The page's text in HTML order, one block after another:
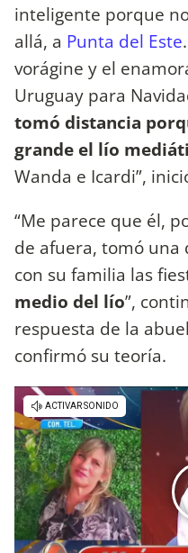
inteligente porque
allá, a Punta del Este
vorágine y el
Uruguay para
tomó distancia
grande el lío
Wanda e Icardi”,
“Me parece que él,
de afuera, tomó una
con su familia las
medio del lío”,
respuesta de la
confirmó su teoría.